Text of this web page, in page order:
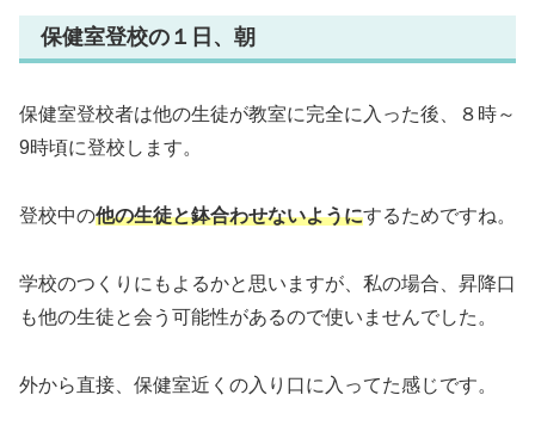
保健室登校の１日、朝
保健室登校者は他の生徒が教室に完全に入った後、８時～
9時頃に登校します。
登校中の他の生徒と鉢合わせないようにするためですね。
学校のつくりにもよるかと思いますが、私の場合、昇降口
も他の生徒と会う可能性があるので使いませんでした。
外から直接、保健室近くの入り口に入ってた感じです。